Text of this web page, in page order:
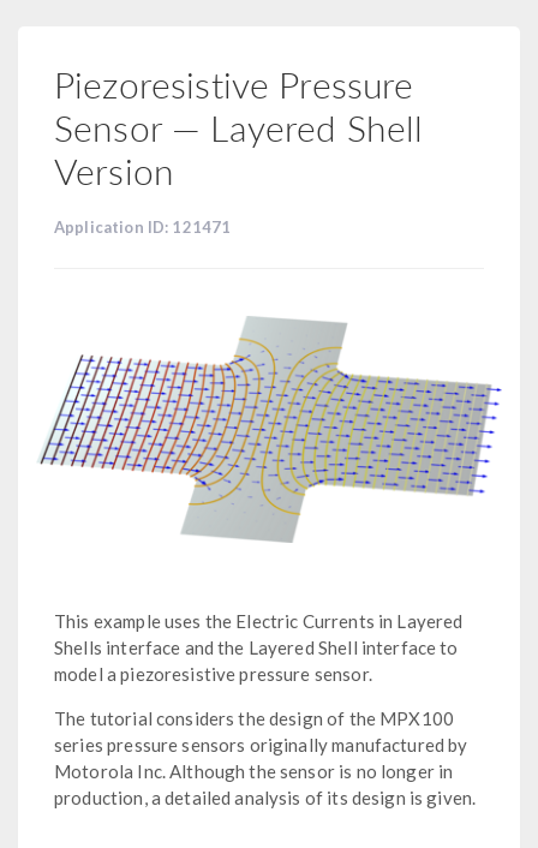
Piezoresistive Pressure
Sensor — Layered Shell
Version
Application ID: 121471
This example uses the Electric Currents in Layered
Shells interface and the Layered Shell interface to
model a piezoresistive pressure sensor.
The tutorial considers the design of the MPX100
series pressure sensors originally manufactured by
Motorola Inc. Although the sensor is no longer in
production, a detailed analysis of its design is given.